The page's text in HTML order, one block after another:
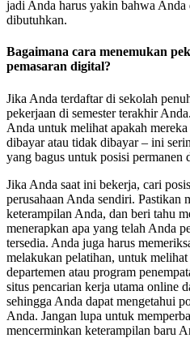
jadi Anda harus yakin bahwa Anda
dibutuhkan.
Bagaimana cara menemukan
pemasaran digital?
Jika Anda terdaftar di sekolah
pekerjaan di semester terakhir
Anda untuk melihat apakah
dibayar atau tidak dibayar – ini
yang bagus untuk posisi permanen
Jika Anda saat ini bekerja, cari
perusahaan Anda sendiri. Pastikan
keterampilan Anda, dan beri tahu
menerapkan apa yang telah Anda
tersedia. Anda juga harus
melakukan pelatihan, untuk
departemen atau program
situs pencarian kerja utama online
sehingga Anda dapat mengetahui
Anda. Jangan lupa untuk
mencerminkan keterampilan baru